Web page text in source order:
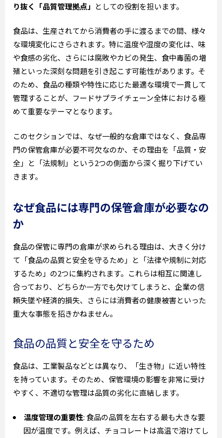
り抜く「品質管理拠点」 としての役割を担います。
食品は、生産されてから消費者の手に渡るまでの間、様々
な環境変化にさらされます。特に温度や湿度の変化は、味
や食感の劣化、さらには腐敗やカビの発生、食中毒菌の増
殖といった深刻な問題を引き起こす可能性があります。そ
のため、食品の種類や特性に応じた最適な環境で一貫して
管理することが、フードサプライチェーン全体における極
めて重要なテーマとなります。
このセクションでは、なぜ一般的な倉庫ではなく、食品専
門の保管倉庫が必要不可欠なのか、その理由を「品質・安
全」と「法規制」という2つの側面から深く掘り下げてい
きます。
なぜ食品には専門の保管倉庫が必要なの
か
食品の保管に専門の倉庫が求められる理由は、大きく分け
て「食品の品質と安全を守るため」と「法律や規制に対応
するため」の2つに集約されます。これらは相互に関連し
合っており、どちらか一方でも欠けてしまうと、企業の信
頼失墜や経済的損失、さらには消費者の健康被害といった
重大な事態を招きかねません。
食品の品質と安全を守るため
食品は、工業製品などとは異なり、「生き物」に近い特性
を持っています。そのため、保管環境の影響を非常に受け
やすく、不適切な管理は品質の劣化に直結します。
温度管理の重要性: 食品の品質を左右する最も大きな要
因が温度です。例えば、チョコレートは高温で溶けてし